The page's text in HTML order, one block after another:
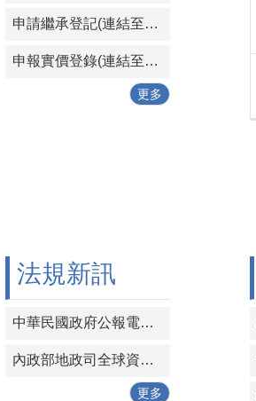
申請繼承登記(連結至本所未辦繼承專區-公告提醒事項)
申報實價登錄(連結至本所實價登錄專區)
更多
法規新訊
中華民國政府公報電子全文查詢
內政部地政司全球資訊網-法規新訊
更多